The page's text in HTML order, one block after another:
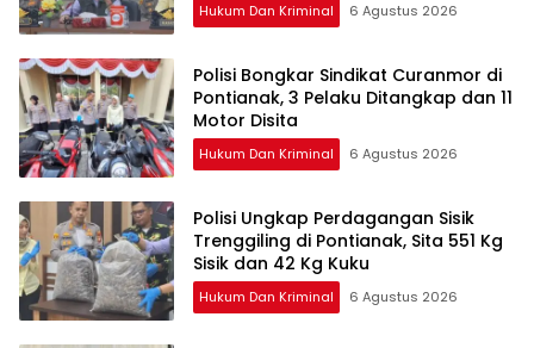
Hukum Dan Kriminal 6 Agustus 2026
Polisi Bongkar Sindikat Curanmor di
Pontianak, 3 Pelaku Ditangkap dan 11
Motor Disita
Hukum Dan Kriminal 6 Agustus 2026
Polisi Ungkap Perdagangan Sisik
Trenggiling di Pontianak, Sita 551 Kg
Sisik dan 42 Kg Kuku
Hukum Dan Kriminal 6 Agustus 2026